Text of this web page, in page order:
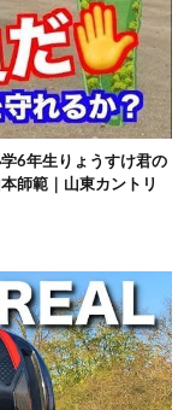
6年生りょうすけ君の
師範｜山東カントリ